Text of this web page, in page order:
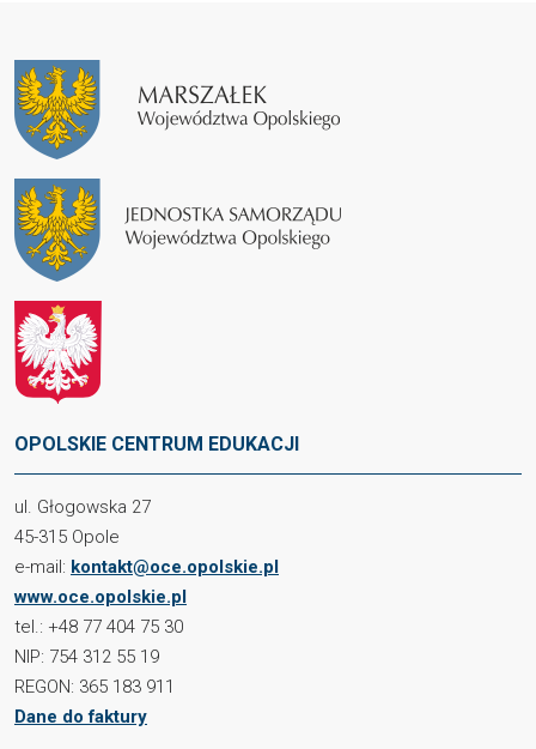
OPOLSKIE CENTRUM EDUKACJI
ul. Głogowska 27
45-315 Opole
e-mail: kontakt@oce.opolskie.pl
www.oce.opolskie.pl
tel.: +48 77 404 75 30
NIP: 754 312 55 19
REGON: 365 183 911
Dane do faktury